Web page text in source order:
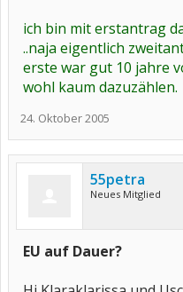
ich bin mit erstantrag
..naja eigentlich
erste war gut 10 jahre
wohl kaum dazuzählen.
24. Oktober 2005
55petra
Neues Mitglied
EU auf Dauer?